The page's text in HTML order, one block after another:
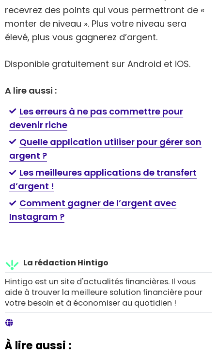
recevrez des points qui vous permettront de «
monter de niveau ». Plus votre niveau sera
élevé, plus vous gagnerez d’argent.
Disponible gratuitement sur Android et iOS.
A lire aussi :
Les erreurs à ne pas commettre pour
devenir riche
Quelle application utiliser pour gérer son
argent ?
Les meilleures applications de transfert
d’argent !
Comment gagner de l’argent avec
Instagram ?
La rédaction Hintigo
Hintigo est un site d'actualités financières. Il vous
aide à trouver la meilleure solution financière pour
votre besoin et à économiser au quotidien !
À lire aussi :